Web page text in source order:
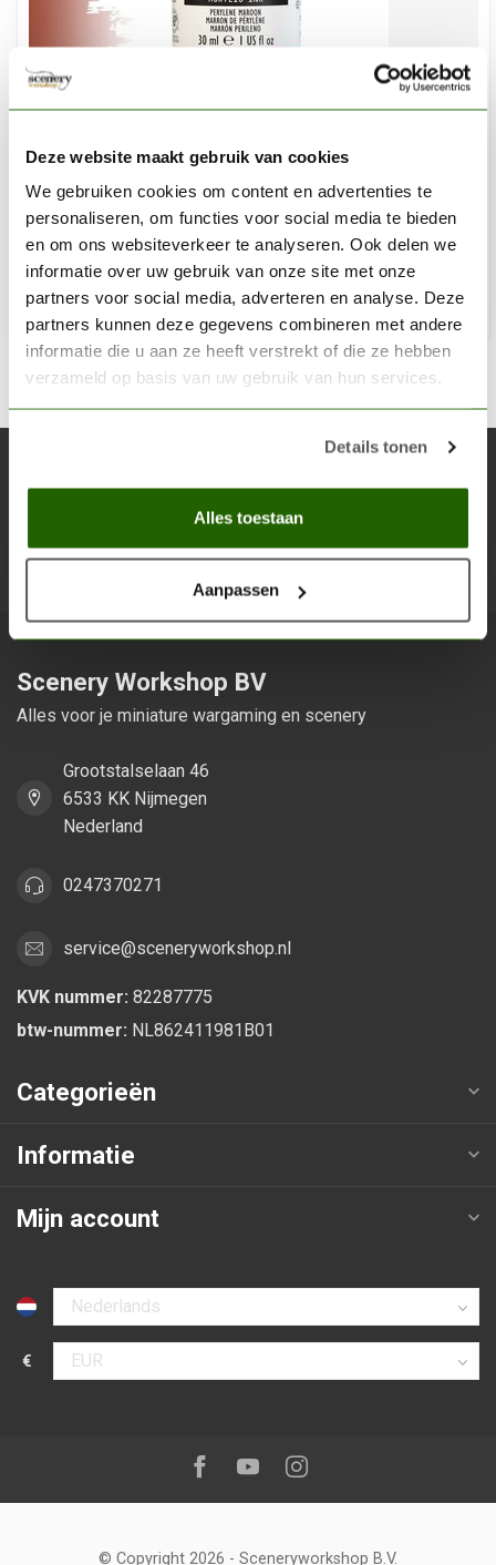
Deze website maakt gebruik van cookies
We gebruiken cookies om content en advertenties te
personaliseren, om functies voor social media te bieden
en om ons websiteverkeer te analyseren. Ook delen we
informatie over uw gebruik van onze site met onze
partners voor social media, adverteren en analyse. Deze
partners kunnen deze gegevens combineren met andere
informatie die u aan ze heeft verstrekt of die ze hebben
verzameld op basis van uw gebruik van hun services.
Details tonen
Alles toestaan
Aanpassen
Liquitex Professional Acrylic Ink! Perylene Maroon - 30ml
- 507 - 4260507
€8,05 €6,85
Op voorraad
Scenery Workshop BV
Alles voor je miniature wargaming en scenery
Grootstalselaan 46
6533 KK Nijmegen
Nederland
0247370271
service@sceneryworkshop.nl
KVK nummer: 82287775
btw-nummer: NL862411981B01
Categorieën
Informatie
Mijn account
Selecteer taal
€
Selecteer valuta
Volg ons op:Facebook
YoutubeInstagram
© Copyright 2026 - Sceneryworkshop B.V.